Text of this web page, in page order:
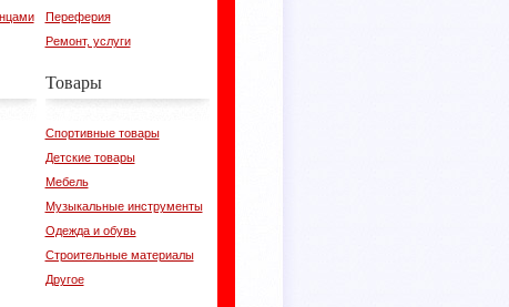
Переферия
Ремонт, услуги
Товары
Спортивные товары
Детские товары
Мебель
Музыкальные инструменты
Одежда и обувь
Строительные материалы
Другое